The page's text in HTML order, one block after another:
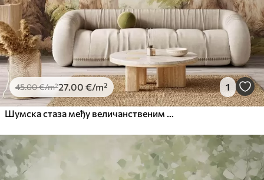
45.00€/m²27.00 €/m² 1
Шумска стаза међу величанственим дрвећем у акварелном стилу